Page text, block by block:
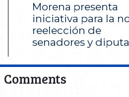
Morena presenta
iniciativa para la
reelección de
senadores y
Comments